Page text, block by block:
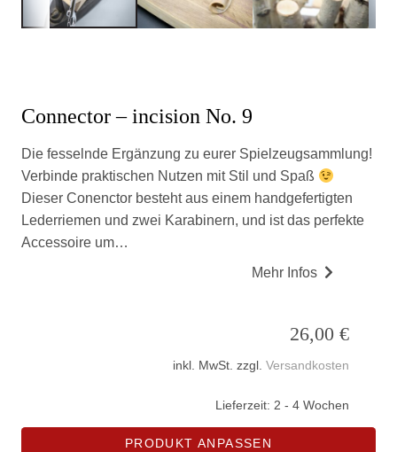
Connector – incision No. 9
Die fesselnde Ergänzung zu eurer Spielzeugsammlung!
Verbinde praktischen Nutzen mit Stil und Spaß
Dieser Conenctor besteht aus einem handgefertigten
Lederriemen und zwei Karabinern, und ist das perfekte
Accessoire um…
Mehr Infos
26,00 €
inkl. MwSt. zzgl. Versandkosten
Lieferzeit: 2 - 4 Wochen
PRODUKT ANPASSEN